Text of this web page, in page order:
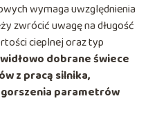
wymaga uwzględnienia
zwrócić uwagę na długość
cieplnej oraz typ
dobrane świece
z pracą silnika,
parametrów